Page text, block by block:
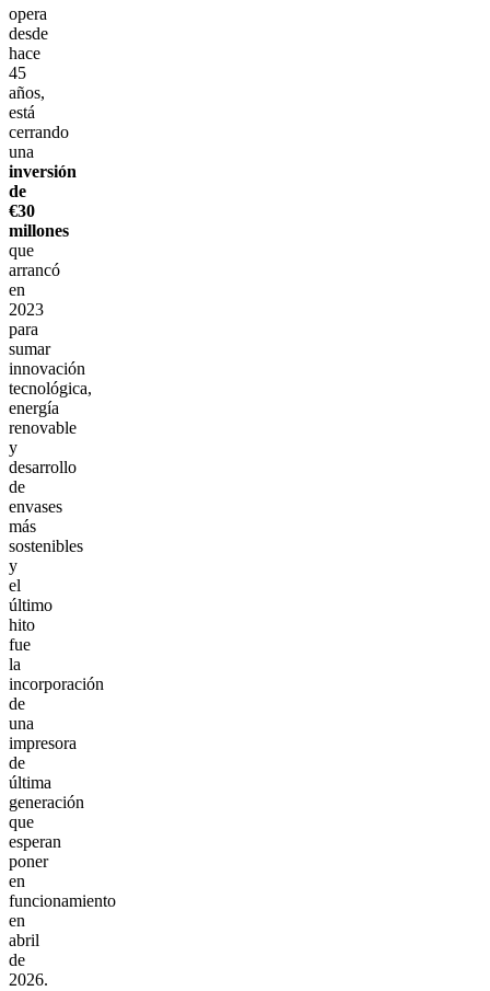
opera
desde
hace
45
años,
está
cerrando
una
inversión
de
€30
millones
que
arrancó
en
2023
para
sumar
innovación
tecnológica,
energía
renovable
y
desarrollo
de
envases
más
sostenibles
y
el
último
hito
fue
la
incorporación
de
una
impresora
de
última
generación
que
esperan
poner
en
funcionamiento
en
abril
de
2026.